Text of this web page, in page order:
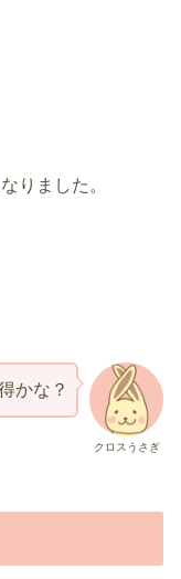
りました。
クロスうさぎ
かな？